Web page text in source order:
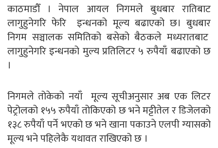
काठमाडौँ । नेपाल आयल निगमले बुधबार रातिबाट
लागुहुनेगरि फेरि इन्धनको मूल्य बढाएको छ। बुधबार
निगम सञ्चालक समितिको बसेको बैठकले मध्यरातबाट
लागुहुनेगरि इन्धनको मुल्य प्रतिलिटर ५ रुपैयाँ बढाएको छ
।
निगमले तोकेको नयाँ मूल्य सूचीअनुसार अब एक लिटर
पेट्रोलको १५५ रुपैयाँ तोकिएको छ भने मट्टीतेल र डिजेलको
१३८ रुपैयाँ पर्ने भएको छ भने खाना पकाउने एलपी ग्यासको
मूल्य भने पहिलेकै यथावत राखिएको छ ।